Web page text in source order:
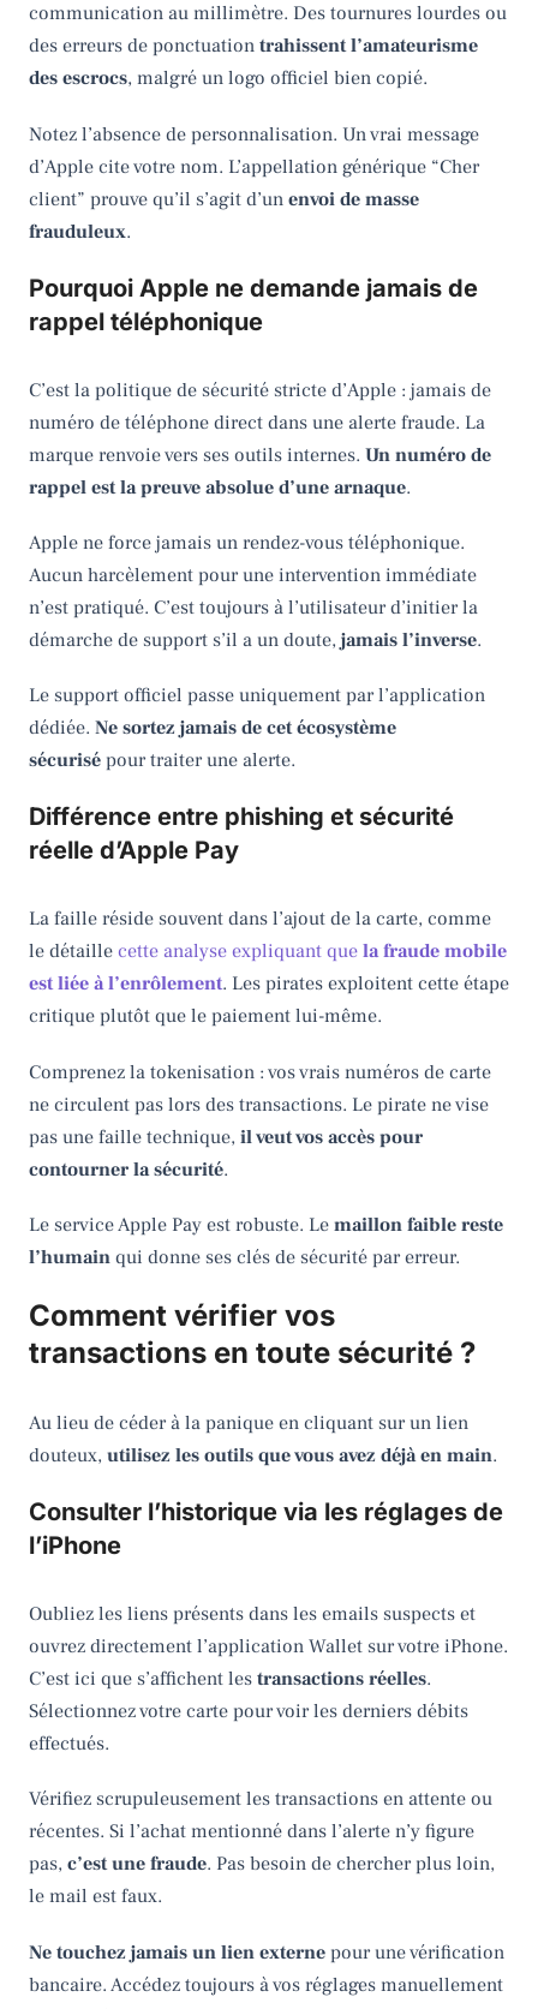
communication au millimètre. Des tournures lourdes ou
des erreurs de ponctuation trahissent l’amateurisme
des escrocs, malgré un logo officiel bien copié.
Notez l’absence de personnalisation. Un vrai message
d’Apple cite votre nom. L’appellation générique “Cher
client” prouve qu’il s’agit d’un envoi de masse
frauduleux.
Pourquoi Apple ne demande jamais de
rappel téléphonique
C’est la politique de sécurité stricte d’Apple : jamais de
numéro de téléphone direct dans une alerte fraude. La
marque renvoie vers ses outils internes. Un numéro de
rappel est la preuve absolue d’une arnaque.
Apple ne force jamais un rendez-vous téléphonique.
Aucun harcèlement pour une intervention immédiate
n’est pratiqué. C’est toujours à l’utilisateur d’initier la
démarche de support s’il a un doute, jamais l’inverse.
Le support officiel passe uniquement par l’application
dédiée. Ne sortez jamais de cet écosystème
sécurisé pour traiter une alerte.
Différence entre phishing et sécurité
réelle d’Apple Pay
La faille réside souvent dans l’ajout de la carte, comme
le détaille cette analyse expliquant que la fraude mobile
est liée à l’enrôlement. Les pirates exploitent cette étape
critique plutôt que le paiement lui-même.
Comprenez la tokenisation : vos vrais numéros de carte
ne circulent pas lors des transactions. Le pirate ne vise
pas une faille technique, il veut vos accès pour
contourner la sécurité.
Le service Apple Pay est robuste. Le maillon faible reste
l’humain qui donne ses clés de sécurité par erreur.
Comment vérifier vos
transactions en toute sécurité ?
Au lieu de céder à la panique en cliquant sur un lien
douteux, utilisez les outils que vous avez déjà en main.
Consulter l’historique via les réglages de
l’iPhone
Oubliez les liens présents dans les emails suspects et
ouvrez directement l’application Wallet sur votre iPhone.
C’est ici que s’affichent les transactions réelles.
Sélectionnez votre carte pour voir les derniers débits
effectués.
Vérifiez scrupuleusement les transactions en attente ou
récentes. Si l’achat mentionné dans l’alerte n’y figure
pas, c’est une fraude. Pas besoin de chercher plus loin,
le mail est faux.
Ne touchez jamais un lien externe pour une vérification
bancaire. Accédez toujours à vos réglages manuellement